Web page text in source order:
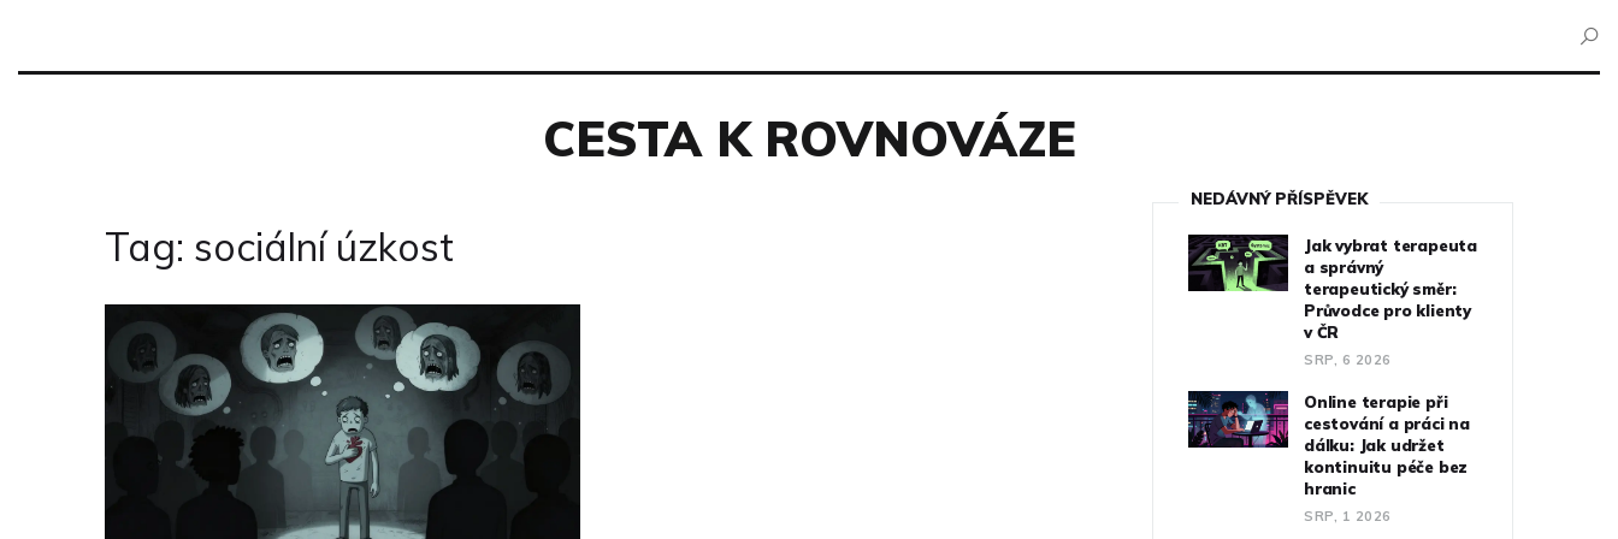
CESTA K ROVNOVÁZE
Tag: sociální úzkost
NEDÁVNÝ PŘÍSPĚVEK
Jak vybrat terapeuta
a správný
terapeutický směr:
Průvodce pro klienty
v ČR
SRP, 6 2026
Online terapie při
cestování a práci na
dálku: Jak udržet
kontinuitu péče bez
hranic
SRP, 1 2026